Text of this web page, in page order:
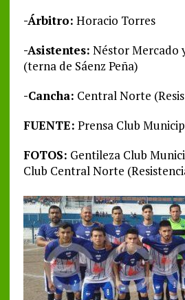
-Árbitro: Horacio Torres
-Asistentes: Néstor Mercado
(terna de Sáenz Peña)
-Cancha: Central Norte
FUENTE: Prensa Club
FOTOS: Gentileza Club
Club Central Norte